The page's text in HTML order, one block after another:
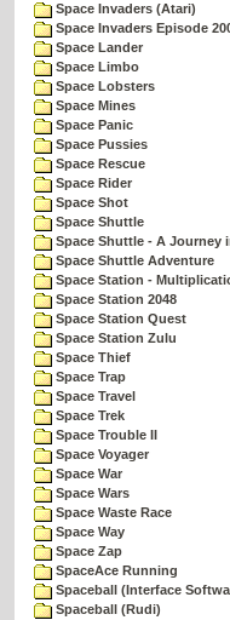
Space Invaders (Atari)
Space Invaders Episode
Space Lander
Space Limbo
Space Lobsters
Space Mines
Space Panic
Space Pussies
Space Rescue
Space Rider
Space Shot
Space Shuttle
Space Shuttle - A Journey
Space Shuttle Adventure
Space Station -
Space Station 2048
Space Station Quest
Space Station Zulu
Space Thief
Space Trap
Space Travel
Space Trek
Space Trouble II
Space Voyager
Space War
Space Wars
Space Waste Race
Space Way
Space Zap
SpaceAce Running
Spaceball (Interface
Spaceball (Rudi)